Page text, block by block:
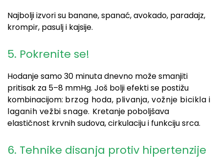
Najbolji izvori su banane, spanać, avokado, paradajz,
krompir, pasulj i kajsije.
5. Pokrenite se!
Hodanje samo 30 minuta dnevno može smanjiti
pritisak za 5–8 mmHg. Još bolji efekti se postižu
kombinacijom: brzog hoda, plivanja,vožnje bicikla i
laganih vežbi snage. Kretanje poboljšava
elastičnost krvnih sudova, cirkulaciju i funkciju srca.
6. Tehnike disanja protiv hipertenzije